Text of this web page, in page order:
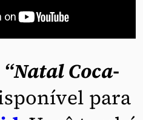
“Natal Coca-
para